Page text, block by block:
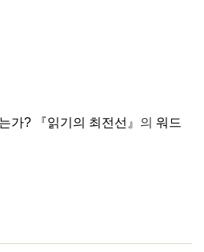
가? 『읽기의 최전선』 의 워드